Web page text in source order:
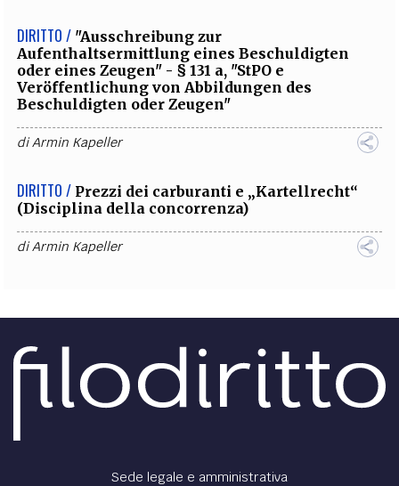
DIRITTO / "Ausschreibung zur
Aufenthaltsermittlung eines Beschuldigten
oder eines Zeugen" - § 131 a, "StPO e
Veröffentlichung von Abbildungen des
Beschuldigten oder Zeugen"
diArmin Kapeller
DIRITTO / Prezzi dei carburanti e „Kartellrecht“
(Disciplina della concorrenza)
diArmin Kapeller
Sede legale e amministrativa